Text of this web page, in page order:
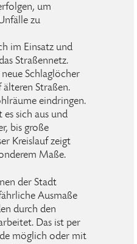
um
zu
im Einsatz und
Straßennetz.
Schlaglöcher
älteren Straßen.
eindringen.
es sich aus und
bis große
Kreislauf zeigt
Maße.
der Stadt
Ausmaße
durch den
Das ist per
möglich oder mit